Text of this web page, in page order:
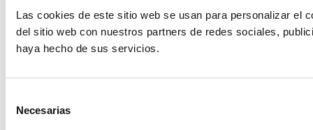
Las cookies de este sitio web se usan para personalizar el
del sitio web con nuestros partners de redes sociales,
haya hecho de sus servicios.
Necesarias